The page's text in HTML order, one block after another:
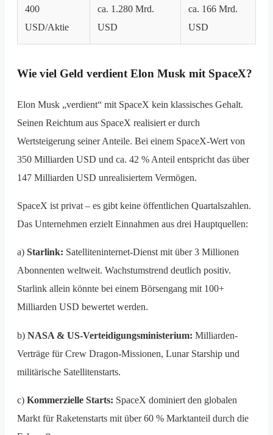
400
USD/Aktie
ca. 1.280 Mrd.
USD
ca. 166 Mrd.
USD
Wie viel Geld verdient Elon Musk mit SpaceX?
Elon Musk „verdient“ mit SpaceX kein klassisches Gehalt.
Seinen Reichtum aus SpaceX realisiert er durch
Wertsteigerung seiner Anteile. Bei einem SpaceX-Wert von
350 Milliarden USD und ca. 42 % Anteil entspricht das über
147 Milliarden USD unrealisiertem Vermögen.
SpaceX ist privat – es gibt keine öffentlichen Quartalszahlen.
Das Unternehmen erzielt Einnahmen aus drei Hauptquellen:
a) Starlink: Satelliteninternet-Dienst mit über 3 Millionen
Abonnenten weltweit. Wachstumstrend deutlich positiv.
Starlink allein könnte bei einem Börsengang mit 100+
Milliarden USD bewertet werden.
b) NASA & US-Verteidigungsministerium: Milliarden-
Verträge für Crew Dragon-Missionen, Lunar Starship und
militärische Satellitenstarts.
c) Kommerzielle Starts: SpaceX dominiert den globalen
Markt für Raketenstarts mit über 60 % Marktanteil durch die